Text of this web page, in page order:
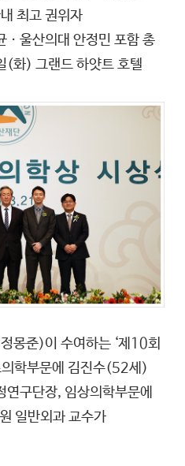
최고 권위자
ㆍ울산의대 안정민 포함 총
화) 그랜드 하얏트 호텔
몽준)이 수여하는 ‘제10회
의학부문에 김진수(52세)
구단장, 임상의학부문에
일반외과 교수가